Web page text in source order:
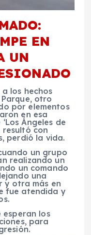
EN
UN
los hechos
otro
por elementos
en esa
Ángeles de
resultó con
perdió la vida.
un grupo
realizando un
un comando
una
y otra más en
fue atendida y
esperan los
para